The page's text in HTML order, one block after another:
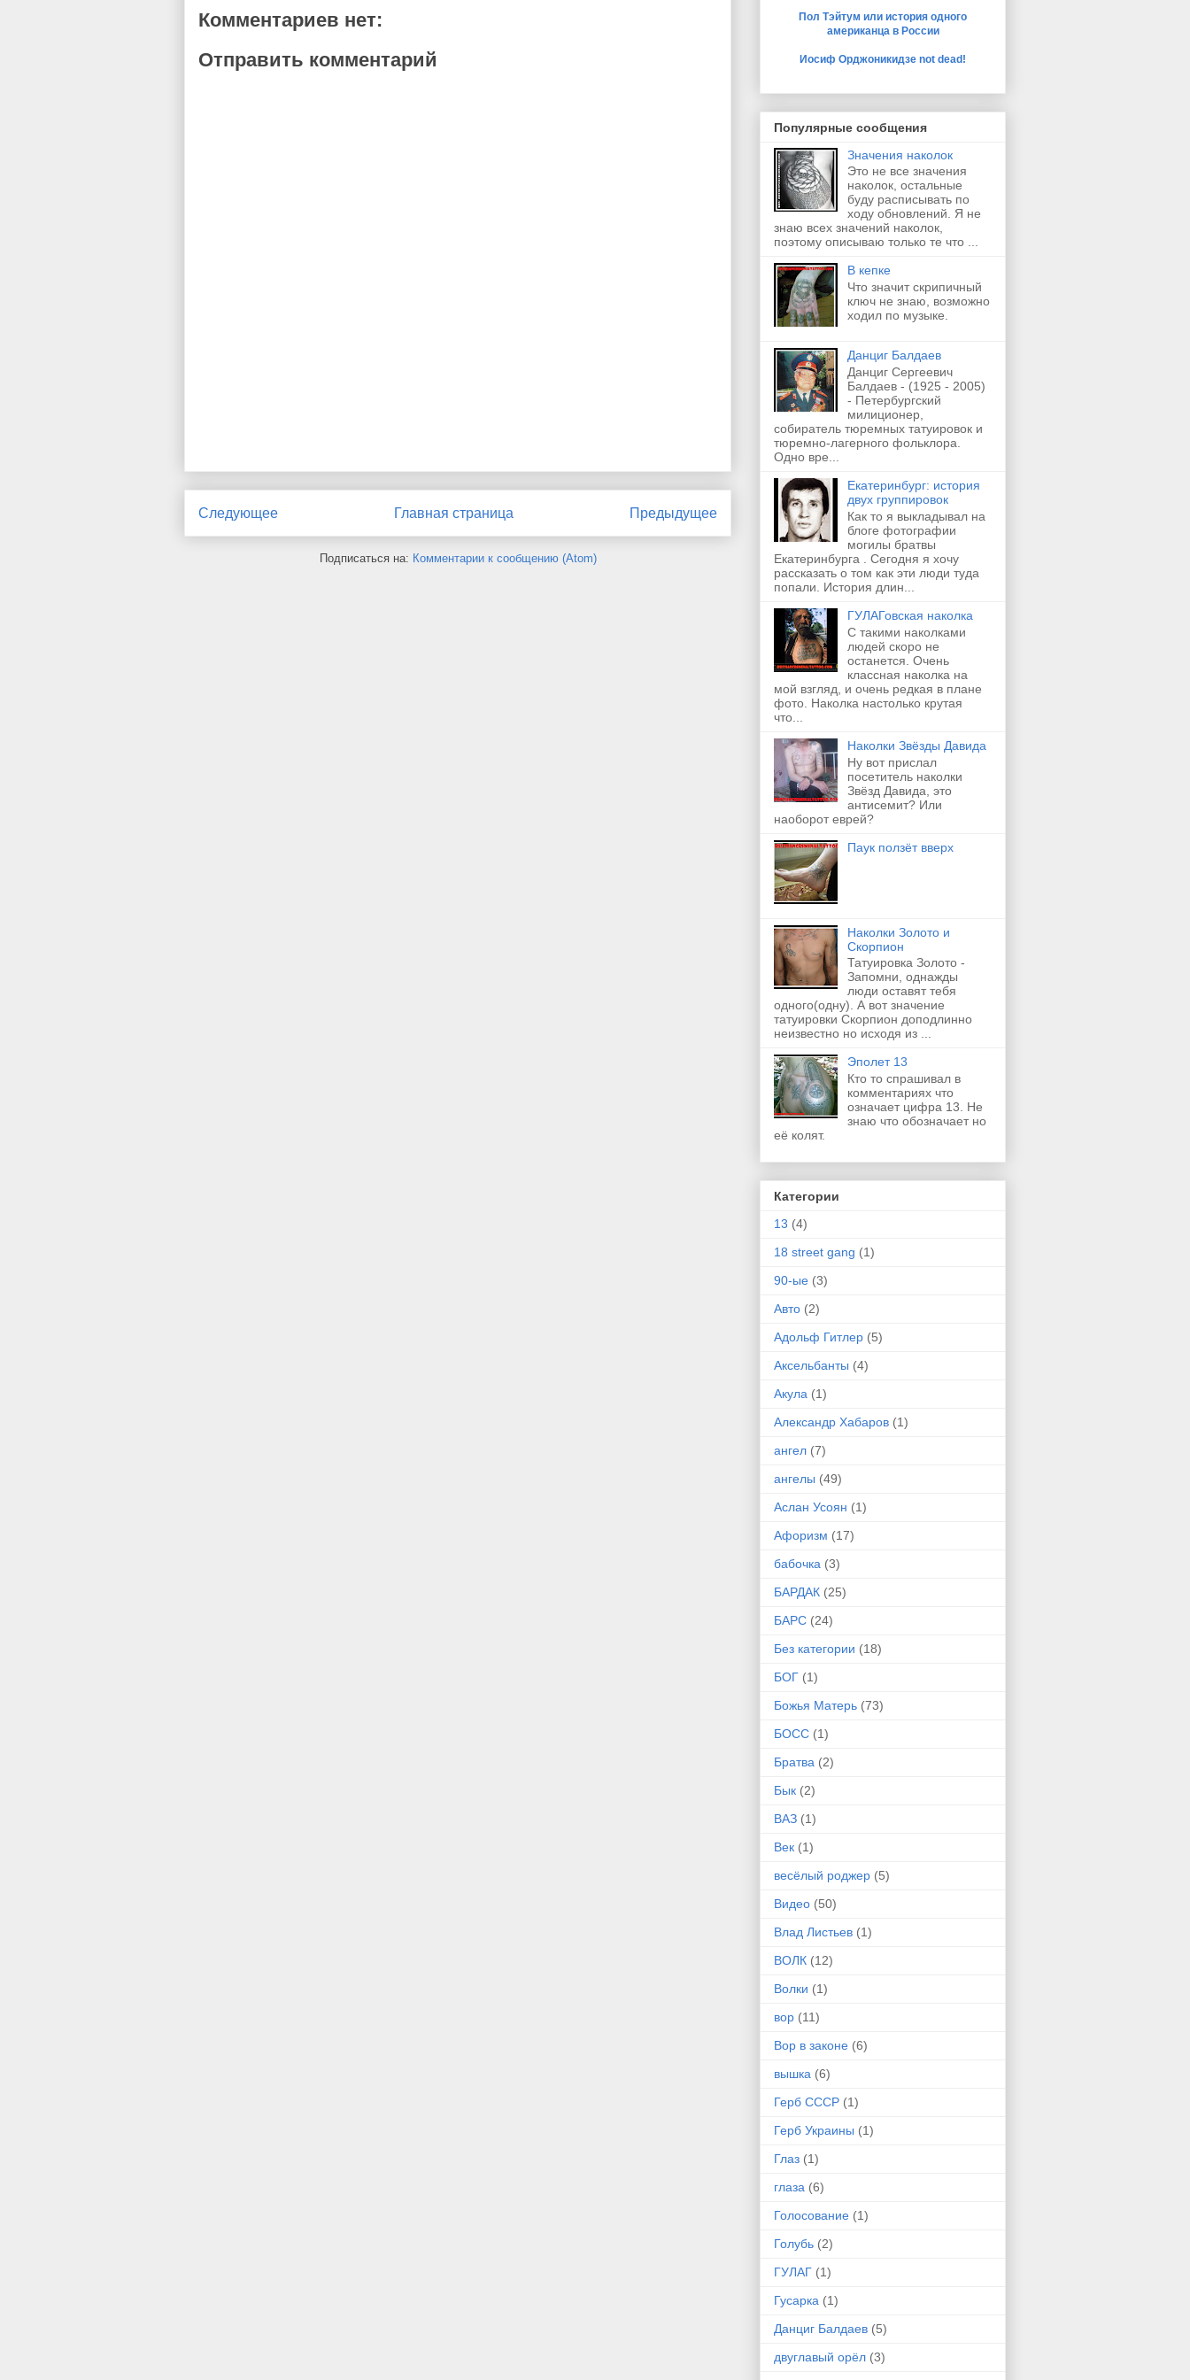
Комментариев нет:
Отправить комментарий
Следующее Предыдущее
Главная страница
Подписаться на: Комментарии к сообщению (Atom)
Пол Тэйтум или история одного
американца в России
Иосиф Орджоникидзе not dead!
Популярные сообщения
Значения наколок
Это не все значения
наколок, остальные
буду расписывать по
ходу обновлений. Я не
знаю всех значений наколок,
поэтому описываю только те что ...
В кепке
Что значит скрипичный
ключ не знаю, возможно
ходил по музыке.
Данциг Балдаев
Данциг Сергеевич
Балдаев - (1925 - 2005)
- Петербургский
милиционер,
собиратель тюремных татуировок и
тюремно-лагерного фольклора.
Одно вре...
Екатеринбург: история
двух группировок
Как то я выкладывал на
блоге фотографии
могилы братвы
Екатеринбурга . Сегодня я хочу
рассказать о том как эти люди туда
попали. История длин...
ГУЛАГовская наколка
С такими наколками
людей скоро не
останется. Очень
классная наколка на
мой взгляд, и очень редкая в плане
фото. Наколка настолько крутая
что...
Наколки Звёзды Давида
Ну вот прислал
посетитель наколки
Звёзд Давида, это
антисемит? Или
наоборот еврей?
Паук ползёт вверх
Наколки Золото и
Скорпион
Татуировка Золото -
Запомни, однажды
люди оставят тебя
одного(одну). А вот значение
татуировки Скорпион доподлинно
неизвестно но исходя из ...
Эполет 13
Кто то спрашивал в
комментариях что
означает цифра 13. Не
знаю что обозначает но
её колят.
Категории
13 (4)
18 street gang (1)
90-ые (3)
Авто (2)
Адольф Гитлер (5)
Аксельбанты (4)
Акула (1)
Александр Хабаров (1)
ангел (7)
ангелы (49)
Аслан Усоян (1)
Афоризм (17)
бабочка (3)
БАРДАК (25)
БАРС (24)
Без категории (18)
БОГ (1)
Божья Матерь (73)
БОСС (1)
Братва (2)
Бык (2)
ВАЗ (1)
Век (1)
весёлый роджер (5)
Видео (50)
Влад Листьев (1)
ВОЛК (12)
Волки (1)
вор (11)
Вор в законе (6)
вышка (6)
Герб СССР (1)
Герб Украины (1)
Глаз (1)
глаза (6)
Голосование (1)
Голубь (2)
ГУЛАГ (1)
Гусарка (1)
Данциг Балдаев (5)
двуглавый орёл (3)